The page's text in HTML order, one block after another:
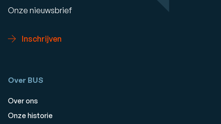
Onze nieuwsbrief
Inschrijven
Over BUS
Over ons
Onze historie